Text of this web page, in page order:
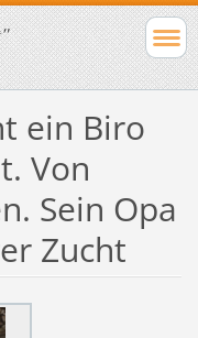
ein Biro
Von
Sein Opa
Zucht